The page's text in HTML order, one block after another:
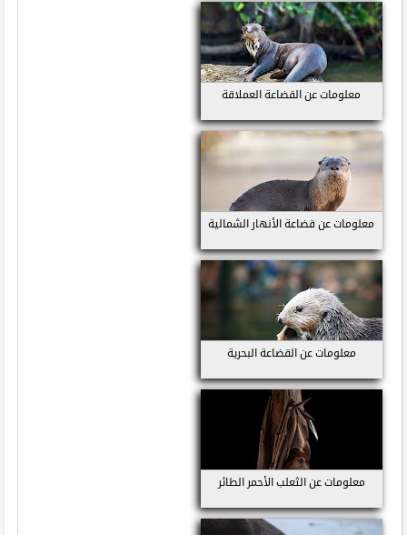
معلومات عن القضاعة العملاقة
معلومات عن قضاعة الأنهار الشمالية
معلومات عن القضاعة البحرية
معلومات عن الثعلب الأحمر الطائر